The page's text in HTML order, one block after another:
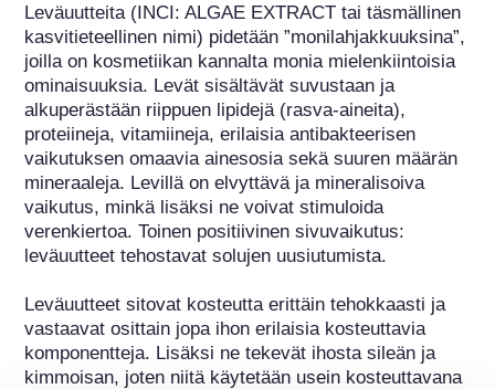
Leväuutteita (INCI: ALGAE EXTRACT tai täsmällinen
kasvitieteellinen nimi) pidetään ”monilahjakkuuksina”,
joilla on kosmetiikan kannalta monia mielenkiintoisia
ominaisuuksia. Levät sisältävät suvustaan ja
alkuperästään riippuen lipidejä (rasva-aineita),
proteiineja, vitamiineja, erilaisia antibakteerisen
vaikutuksen omaavia ainesosia sekä suuren määrän
mineraaleja. Levillä on elvyttävä ja mineralisoiva
vaikutus, minkä lisäksi ne voivat stimuloida
verenkiertoa. Toinen positiivinen sivuvaikutus:
leväuutteet tehostavat solujen uusiutumista.
Leväuutteet sitovat kosteutta erittäin tehokkaasti ja
vastaavat osittain jopa ihon erilaisia kosteuttavia
komponentteja. Lisäksi ne tekevät ihosta sileän ja
kimmoisan, joten niitä käytetään usein kosteuttavana